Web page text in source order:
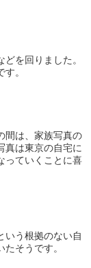
を回りました。
。
間は、家族写真の
真は東京の自宅に
っていくことに喜
いう根拠のない自
そうです。